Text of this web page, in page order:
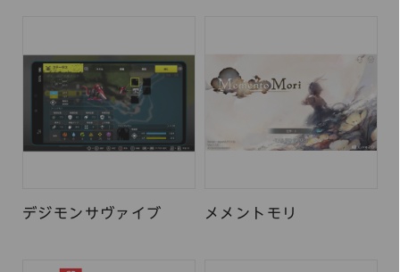
デジモンサヴァイブ メメントモリ